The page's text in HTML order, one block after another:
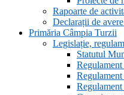
Rapoarte de
Declarații de
Primăria Câmpia Turzii
Legislație,
Statutul